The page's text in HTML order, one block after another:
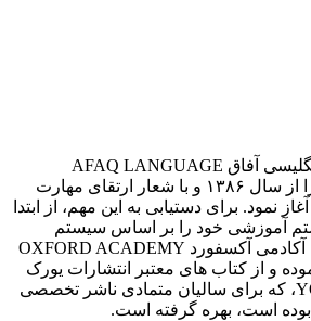
موسسه آموزش زبان انگلیسی آفاق AFAQ LANGUAGE
CENTER فعالیت خود را از سال ۱۳۸۶ و با شعار ارتقای مهارت
نمود. برای دستیابی به این مهم، از ابتدا
آموزشی خود را بر اساس سیستم
استاندارد و شناخته شده آکادمی آکسفورد OXFORD ACADEMY
و از کتاب های معتبر انتشارات یورک
YORK PUBLICATIONS، که برای سالیان متمادی ناشر تخصصی
است، بهره گرفته است.